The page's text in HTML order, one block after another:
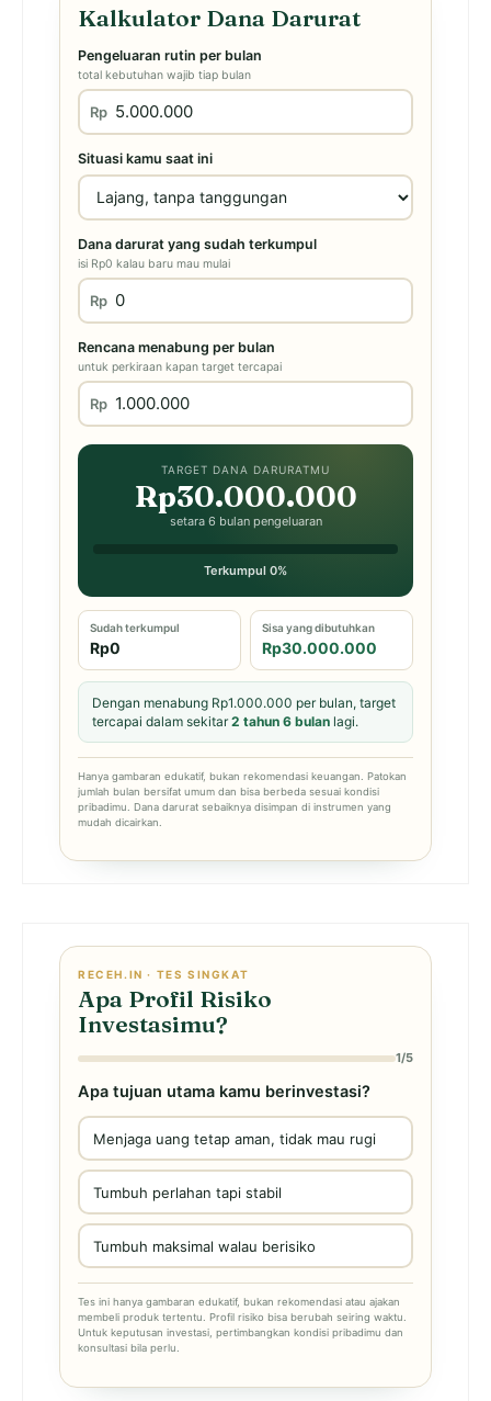
Kalkulator Dana Darurat
Pengeluaran rutin per bulan
total kebutuhan wajib tiap bulan
Rp
Situasi kamu saat ini
Dana darurat yang sudah terkumpul
isi Rp0 kalau baru mau mulai
Rp
Rencana menabung per bulan
untuk perkiraan kapan target tercapai
Rp
TARGET DANA DARURATMU
Rp30.000.000
setara 6 bulan pengeluaran
Terkumpul 0%
Sudah terkumpul
Rp0
Sisa yang dibutuhkan
Rp30.000.000
Dengan menabung Rp1.000.000 per bulan, target
tercapai dalam sekitar2 tahun 6 bulan lagi.
Hanya gambaran edukatif, bukan rekomendasi keuangan. Patokan
jumlah bulan bersifat umum dan bisa berbeda sesuai kondisi
pribadimu. Dana darurat sebaiknya disimpan di instrumen yang
mudah dicairkan.
RECEH.IN · TES SINGKAT
Apa Profil Risiko
Investasimu?
1/5
Apa tujuan utama kamu berinvestasi?
Menjaga uang tetap aman, tidak mau rugi
Tumbuh perlahan tapi stabil
Tumbuh maksimal walau berisiko
Tes ini hanya gambaran edukatif, bukan rekomendasi atau ajakan
membeli produk tertentu. Profil risiko bisa berubah seiring waktu.
Untuk keputusan investasi, pertimbangkan kondisi pribadimu dan
konsultasi bila perlu.